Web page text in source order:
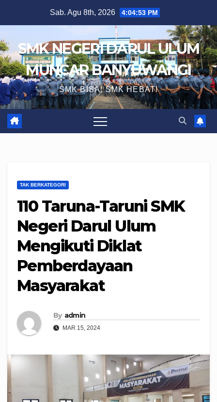
Sab. Agu 8th, 2026 4:04:54 PM
SMK NEGERI DARUL ULUM
MUNCAR BANYUWANGI
SMK BISA, SMK HEBAT!
TAK BERKATEGORI
110 Taruna-Taruni SMK
Negeri Darul Ulum
Mengikuti Diklat
Pemberdayaan
Masyarakat
By admin
MAR 15, 2024